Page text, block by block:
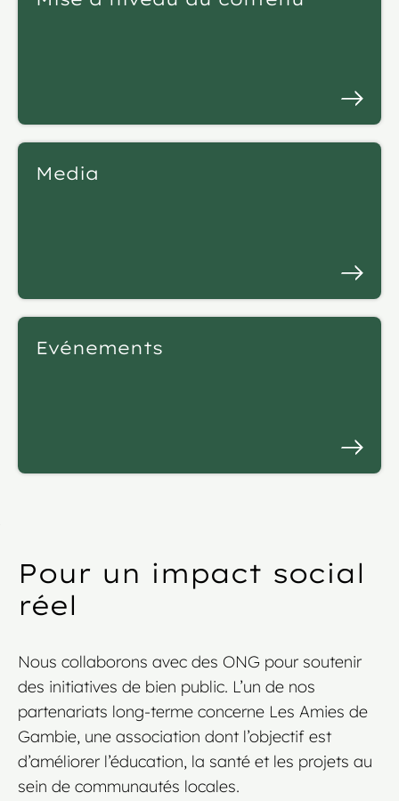
Media
Evénements
Pour un impact social
réel
Nous collaborons avec des ONG pour soutenir
des initiatives de bien public. L’un de nos
partenariats long-terme concerne Les Amies de
Gambie, une association dont l’objectif est
d’améliorer l’éducation, la santé et les projets au
sein de communautés locales.